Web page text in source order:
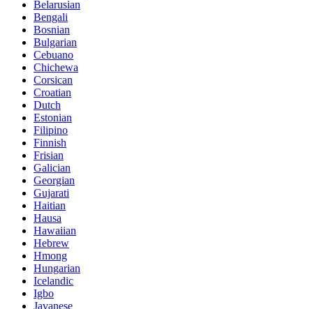
Belarusian
Bengali
Bosnian
Bulgarian
Cebuano
Chichewa
Corsican
Croatian
Dutch
Estonian
Filipino
Finnish
Frisian
Galician
Georgian
Gujarati
Haitian
Hausa
Hawaiian
Hebrew
Hmong
Hungarian
Icelandic
Igbo
Javanese